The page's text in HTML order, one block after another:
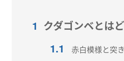
1 クダゴンベとは
1.1
赤白模様と突